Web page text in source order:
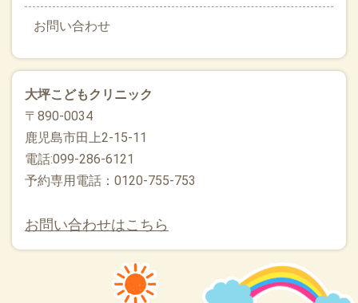
お問い合わせ
大坪こどもクリニック
〒890-0034
鹿児島市田上2-15-11
電話:099-286-6121
予約専用電話：0120-755-753
お問い合わせはこちら